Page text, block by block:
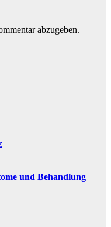
abzugeben.
und Behandlung